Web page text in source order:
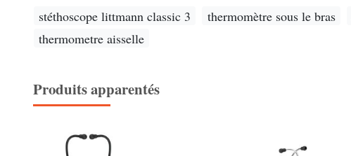
stéthoscope littmann classic 3 thermomètre sous le bras
thermometre aisselle
Produits apparentés